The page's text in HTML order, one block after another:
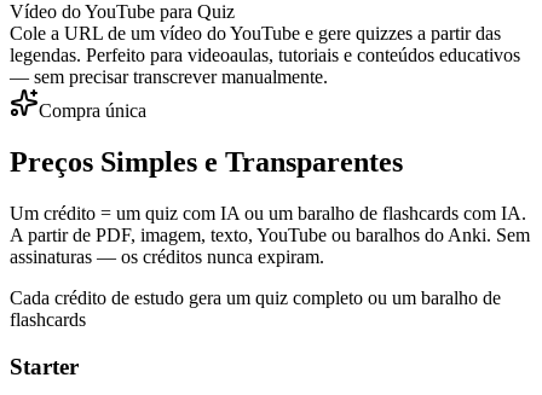
Vídeo do YouTube para Quiz
Cole a URL de um vídeo do YouTube e gere quizzes a partir das
legendas. Perfeito para videoaulas, tutoriais e conteúdos educativos
— sem precisar transcrever manualmente.
Compra única
Preços Simples e Transparentes
Um crédito = um quiz com IA ou um baralho de flashcards com IA.
A partir de PDF, imagem, texto, YouTube ou baralhos do Anki. Sem
assinaturas — os créditos nunca expiram.
Cada crédito de estudo gera um quiz completo ou um baralho de
flashcards
Starter